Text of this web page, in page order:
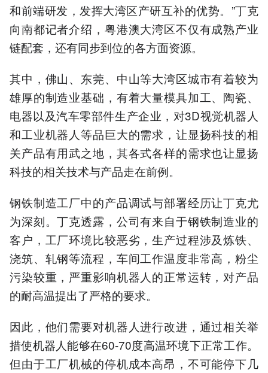
和前端研发，发挥大湾区产研互补的优势。”丁克
向南都记者介绍，粤港澳大湾区不仅有成熟产业
链配套，还有同步到位的各方面资源。
其中，佛山、东莞、中山等大湾区城市有着较为
雄厚的制造业基础，有着大量模具加工、陶瓷、
电器以及汽车零部件生产企业，对3D视觉机器人
和工业机器人等品巨大的需求，让显扬科技的相
关产品有用武之地，其各式各样的需求也让显扬
科技的相关技术与产品走在前例。
钢铁制造工厂中的产品调试与部署经历让丁克尤
为深刻。丁克透露，公司有来自于钢铁制造业的
客户，工厂环境比较恶劣，生产过程涉及炼铁、
浇筑、轧钢等流程，车间工作温度非常高，粉尘
污染较重，严重影响机器人的正常运转，对产品
的耐高温提出了严格的要求。
因此，他们需要对机器人进行改进，通过相关举
措使机器人能够在60-70度高温环境下正常工作。
但由于工厂机械的停机成本高昂，不可能停下几